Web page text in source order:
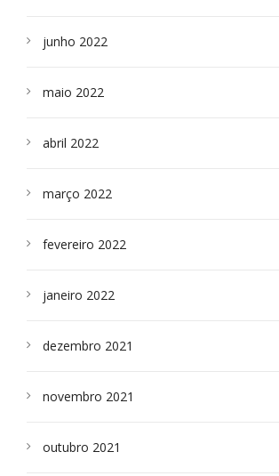
junho 2022
maio 2022
abril 2022
março 2022
fevereiro 2022
janeiro 2022
dezembro 2021
novembro 2021
outubro 2021